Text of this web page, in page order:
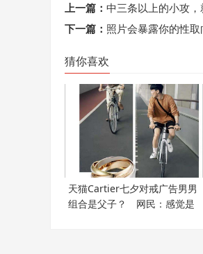
上一篇： 中三条以上的小攻
下一篇： 照片会暴露你的性
猜你喜欢
天猫Cartier七夕对戒广告男男
组合是父子？ 网民：感觉是